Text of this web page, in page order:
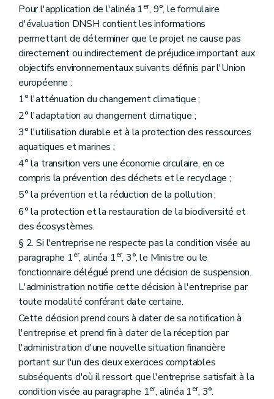
Pour l'application de l'alinéa 1er, 9°, le formulaire
d'évaluation DNSH contient les informations
permettant de déterminer que le projet ne cause pas
directement ou indirectement de préjudice important aux
objectifs environnementaux suivants définis par l'Union
européenne :
1° l'atténuation du changement climatique ;
2° l'adaptation au changement climatique ;
3° l'utilisation durable et à la protection des ressources
aquatiques et marines ;
4° la transition vers une économie circulaire, en ce
compris la prévention des déchets et le recyclage ;
5° la prévention et la réduction de la pollution ;
6° la protection et la restauration de la biodiversité et
des écosystèmes.
§ 2. Si l'entreprise ne respecte pas la condition visée au
paragraphe 1er, alinéa 1er, 3°, le Ministre ou le
fonctionnaire délégué prend une décision de suspension.
L'administration notifie cette décision à l'entreprise par
toute modalité conférant date certaine.
Cette décision prend cours à dater de sa notification à
l'entreprise et prend fin à dater de la réception par
l'administration d'une nouvelle situation financière
portant sur l'un des deux exercices comptables
subséquents d'où il ressort que l'entreprise satisfait à la
condition visée au paragraphe 1er, alinéa 1er, 3°.